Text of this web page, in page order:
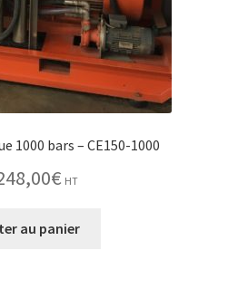
1000 bars – CE150-1000
€ HT
au panier